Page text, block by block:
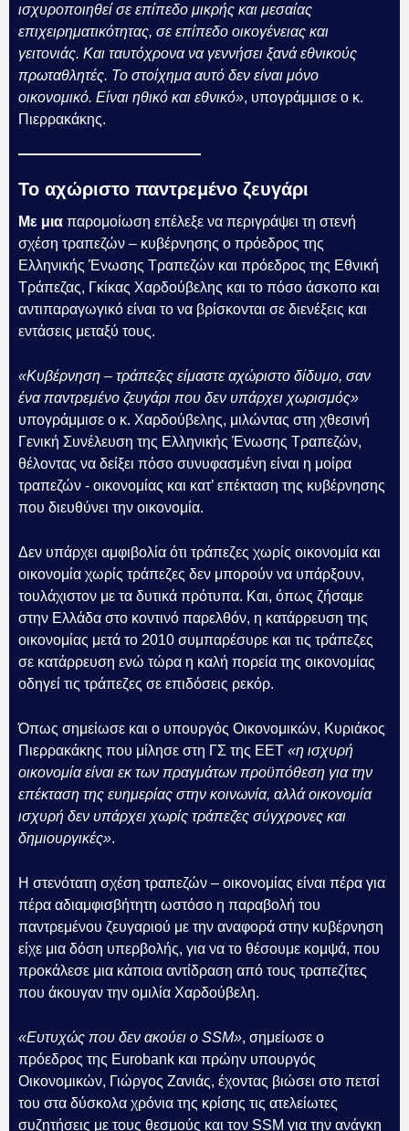
ισχυροποιηθεί σε επίπεδο μικρής και μεσαίας
επιχειρηματικότητας, σε επίπεδο οικογένειας και
γειτονιάς. Και ταυτόχρονα να γεννήσει ξανά εθνικούς
πρωταθλητές. Το στοίχημα αυτό δεν είναι μόνο
οικονομικό. Είναι ηθικό και εθνικό», υπογράμμισε ο κ.
Πιερρακάκης.
Το αχώριστο παντρεμένο ζευγάρι
Με μια παρομοίωση επέλεξε να περιγράψει τη στενή
σχέση τραπεζών – κυβέρνησης ο πρόεδρος της
Ελληνικής Ένωσης Τραπεζών και πρόεδρος της Εθνική
Τράπεζας, Γκίκας Χαρδούβελης και το πόσο άσκοπο και
αντιπαραγωγικό είναι το να βρίσκονται σε διενέξεις και
εντάσεις μεταξύ τους.
«Κυβέρνηση – τράπεζες είμαστε αχώριστο δίδυμο, σαν
ένα παντρεμένο ζευγάρι που δεν υπάρχει χωρισμός»
υπογράμμισε ο κ. Χαρδούβελης, μιλώντας στη χθεσινή
Γενική Συνέλευση της Ελληνικής Ένωσης Τραπεζών,
θέλοντας να δείξει πόσο συνυφασμένη είναι η μοίρα
τραπεζών - οικονομίας και κατ’ επέκταση της κυβέρνησης
που διευθύνει την οικονομία.
Δεν υπάρχει αμφιβολία ότι τράπεζες χωρίς οικονομία και
οικονομία χωρίς τράπεζες δεν μπορούν να υπάρξουν,
τουλάχιστον με τα δυτικά πρότυπα. Και, όπως ζήσαμε
στην Ελλάδα στο κοντινό παρελθόν, η κατάρρευση της
οικονομίας μετά το 2010 συμπαρέσυρε και τις τράπεζες
σε κατάρρευση ενώ τώρα η καλή πορεία της οικονομίας
οδηγεί τις τράπεζες σε επιδόσεις ρεκόρ.
Όπως σημείωσε και ο υπουργός Οικονομικών, Κυριάκος
Πιερρακάκης που μίλησε στη ΓΣ της ΕΕΤ «η ισχυρή
οικονομία είναι εκ των πραγμάτων προϋπόθεση για την
επέκταση της ευημερίας στην κοινωνία, αλλά οικονομία
ισχυρή δεν υπάρχει χωρίς τράπεζες σύγχρονες και
δημιουργικές».
Η στενότατη σχέση τραπεζών – οικονομίας είναι πέρα για
πέρα αδιαμφισβήτητη ωστόσο η παραβολή του
παντρεμένου ζευγαριού με την αναφορά στην κυβέρνηση
είχε μια δόση υπερβολής, για να το θέσουμε κομψά, που
προκάλεσε μια κάποια αντίδραση από τους τραπεζίτες
που άκουγαν την ομιλία Χαρδούβελη.
«Ευτυχώς που δεν ακούει ο SSM», σημείωσε ο
πρόεδρος της Eurobank και πρώην υπουργός
Οικονομικών, Γιώργος Ζανιάς, έχοντας βιώσει στο πετσί
του στα δύσκολα χρόνια της κρίσης τις ατελείωτες
συζητήσεις με τους θεσμούς και τον SSM για την ανάγκη